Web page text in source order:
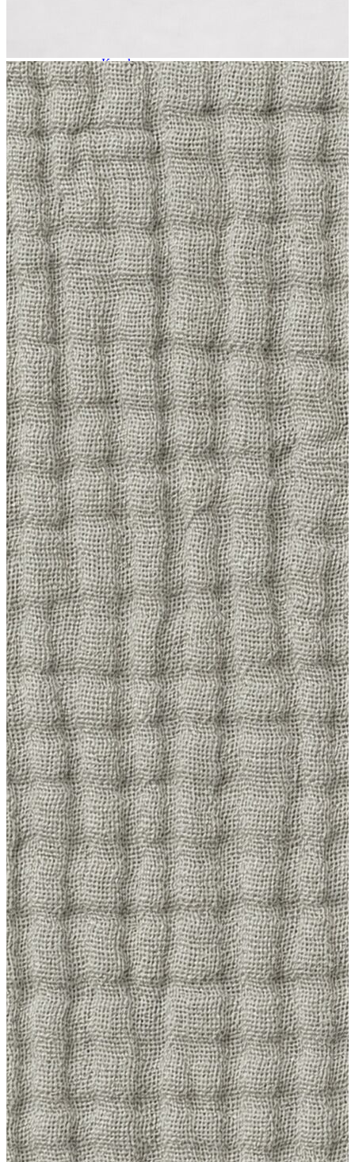
Kazak
Yelek
Yağmurluk
Trenchcoat
Kaban
ERKEK
ERKEK
Jean Pantolon
Pantolon
Sweatshirt
Gömlek
Ceket
Eşofman Altı
T-shirt
Polo K.Kol
Hırka
Kazak
Mont
Kaban
Trenchcoat
Kadın
Kadın
Öne Çıkanlar
Öne Çıkanlar
Yaz Ürünleri
İndirimdekiler
Giyim
Giyim
Jean Pantolon
Pantolon
Gömlek
T-shirt
Polo T-shirt
Bluz
Etek
Elbise
Şort
Kapri
Atlet
Top
Sweatshirt
Kazak
Yelek
Eşofman Altı
Bikini/Mayo
Tulum
Dış Giyim
Dış Giyim
Yağmurluk
Trenchcoat
Mont
Ceket
Erkek
Erkek
Öne Çıkanlar
Öne Çıkanlar
Yaz Ürünleri
İndirimdekiler
Online Özel Koleksiyon
Giyim
Giyim
Jean Pantolon
Pantolon
Gömlek
Sweatshirt
T-shirt
Polo
Şort
Deniz Şortu
Atlet
Hırka
Eşofman Altı
Yağmurluk